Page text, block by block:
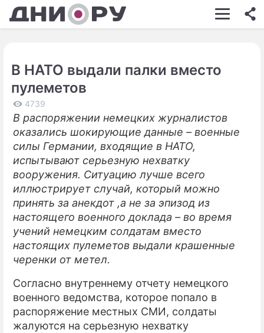
ШОУ-БИЗНЕС
КИНО
ЗДОРОВЬЕ
ЭКОНОМИКА
ПРОИСШЕСТВИЯ
СОННИК
СТИЛЬ ЖИЗНИ
ПРЕСС-РЕЛИЗЫ
О ПРОЕКТЕ
В НАТО выдали палки вместо
пулеметов
4739
В распоряжении немецких журналистов
оказались шокирующие данные – военные
силы Германии, входящие в НАТО,
испытывают серьезную нехватку
вооружения. Ситуацию лучше всего
иллюстрирует случай, который можно
принять за анекдот ,а не за эпизод из
настоящего военного доклада – во время
учений немецким солдатам вместо
настоящих пулеметов выдали крашенные
черенки от метел.
Согласно внутреннему отчету немецкого
военного ведомства, которое попало в
распоряжение местных СМИ, солдаты
жалуются на серьезную нехватку